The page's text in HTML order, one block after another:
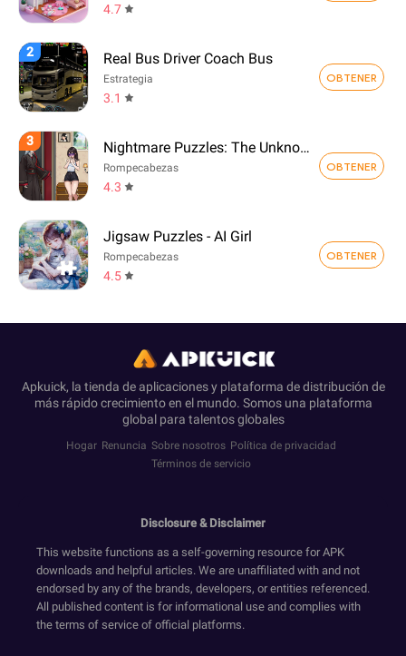
4.7
2 Real Bus Driver Coach Bus
Estrategia
3.1
OBTENER
3 Nightmare Puzzles: The Unknown
Rompecabezas
4.3
OBTENER
Jigsaw Puzzles - AI Girl
Rompecabezas
4.5
OBTENER
Apkuick, la tienda de aplicaciones y plataforma de distribución de
más rápido crecimiento en el mundo. Somos una plataforma
global para talentos globales
Hogar Renuncia Sobre nosotros Política de privacidad
Términos de servicio
Disclosure & Disclaimer
This website functions as a self-governing resource for APK
downloads and helpful articles. We are unaffiliated with and not
endorsed by any of the brands, developers, or entities referenced.
All published content is for informational use and complies with
the terms of service of official platforms.